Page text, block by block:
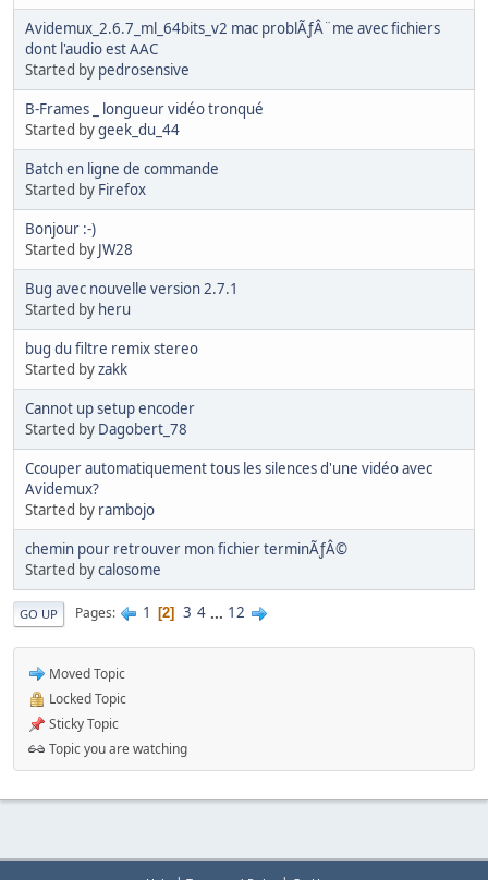
Avidemux_2.6.7_ml_64bits_v2 mac problÃƒÂ¨me avec fichiers
dont l'audio est AAC
Started by pedrosensive
B-Frames _ longueur vidéo tronqué
Started bygeek_du_44
Batch en ligne de commande
Started by Firefox
Bonjour :-)
Started by JW28
Bug avec nouvelle version 2.7.1
Started by heru
bug du filtre remix stereo
Started byzakk
Cannot up setup encoder
Started by Dagobert_78
Ccouper automatiquement tous les silences d'une vidéo avec
Avidemux?
Started by rambojo
chemin pour retrouver mon fichier terminÃƒÂ©
Started bycalosome
GO UP Pages 1 2 3 4 ... 12
Moved Topic
Locked Topic
Sticky Topic
Topic you are watching